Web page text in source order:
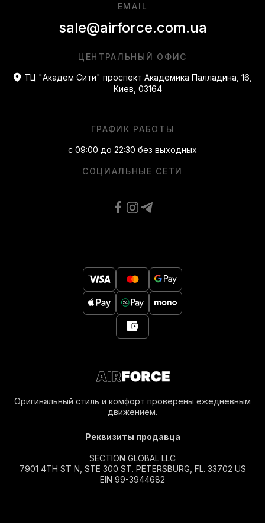
Оригинальный стиль и комфорт проверены ежедневным
движением.
Реквизиты продавца
SECTION GLOBAL LLC
7901 4TH ST N, STE 300 ST. PETERSBURG, FL. 33702 US
EIN 99-3944682
ЦЕНТРАЛЬНЫЙ ОФИС
ТЦ "Академ Сити" проспект Академика Палладина, 16,
Киев, 03164
СОЦИАЛЬНЫЕ СЕТИ
EMAIL
sale@airforce.com.ua
ГРАФИК РАБОТЫ
с 09:00 до 22:30 без выходных